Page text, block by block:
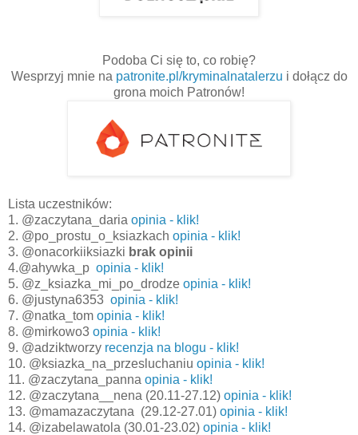
Podoba Ci się to, co robię?
Wesprzyj mnie na patronite.pl/kryminalnatalerzu i dołącz do
grona moich Patronów!
Lista uczestników:
1. @zaczytana_daria opinia - klik!
2. @po_prostu_o_ksiazkach opinia - klik!
3. @onacorkiiksiazki brak opinii
4.@ahywka_p opinia - klik!
5. @z_ksiazka_mi_po_drodze opinia - klik!
6. @justyna6353 opinia - klik!
7. @natka_tom opinia - klik!
8. @mirkowo3 opinia - klik!
9. @adziktworzy recenzja na blogu - klik!
10. @ksiazka_na_przesluchaniu opinia - klik!
11. @zaczytana_panna opinia - klik!
12. @zaczytana__nena (20.11-27.12) opinia - klik!
13. @mamazaczytana (29.12-27.01) opinia - klik!
14. @izabelawatola (30.01-23.02) opinia - klik!